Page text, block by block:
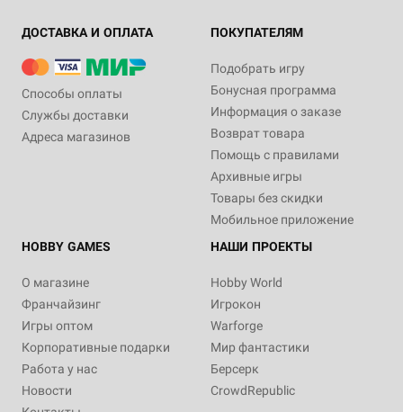
ДОСТАВКА И ОПЛАТА
Способы оплаты
Службы доставки
Адреса магазинов
ПОКУПАТЕЛЯМ
Подобрать игру
Бонусная программа
Информация о заказе
Возврат товара
Помощь с правилами
Архивные игры
Товары без скидки
Мобильное приложение
HOBBY GAMES
О магазине
Франчайзинг
Игры оптом
Корпоративные подарки
Работа у нас
Новости
НАШИ ПРОЕКТЫ
Hobby World
Игрокон
Warforge
Мир фантастики
Берсерк
CrowdRepublic